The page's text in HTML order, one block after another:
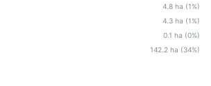
4.8 ha (1%)
4.3 ha (1%)
0.1 ha (0%)
142.2 ha (34%)